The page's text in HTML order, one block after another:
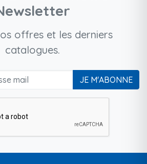
offres et les derniers
catalogues.
JE M'ABONNE